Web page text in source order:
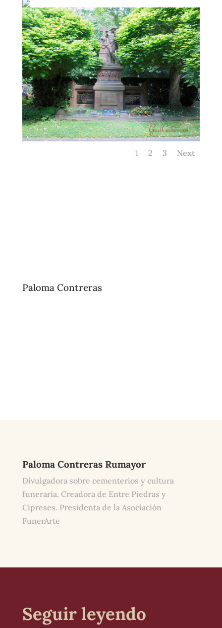
1 2 3 Next
Paloma Contreras
Paloma Contreras Rumayor
Divulgadora sobre cementerios y cultura
funeraria. Creadora de Entre Piedras y
Cipreses. Presidenta de la Asociación
FunerArte
Seguir leyendo